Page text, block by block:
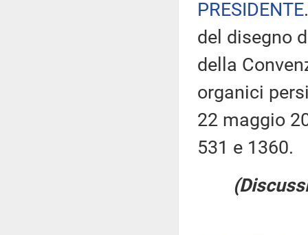
PRESIDENTE
del disegno
della
organici
22 maggio
531 e 1360.